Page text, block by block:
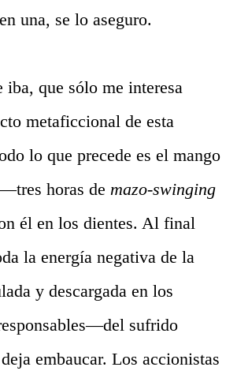
una, se lo aseguro.
que sólo me interesa
metaficcional de esta
lo que precede es el mango
horas de mazo-swinging
él en los dientes. Al final
la energía negativa de la
y descargada en los
sufrido
embaucar. Los accionistas